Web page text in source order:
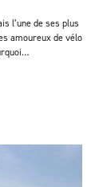
l’une de ses plus
amoureux de vélo